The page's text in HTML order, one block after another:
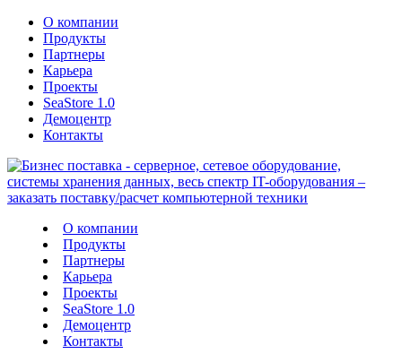
О компании
Продукты
Партнеры
Карьера
Проекты
SeaStore 1.0
Демоцентр
Контакты
О компании
Продукты
Партнеры
Карьера
Проекты
SeaStore 1.0
Демоцентр
Контакты